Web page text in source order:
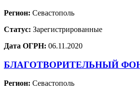
Регион: Севастополь
Статус: Зарегистрированные
Дата ОГРН: 06.11.2020
БЛАГОТВОРИТЕЛЬНЫЙ
Регион: Севастополь